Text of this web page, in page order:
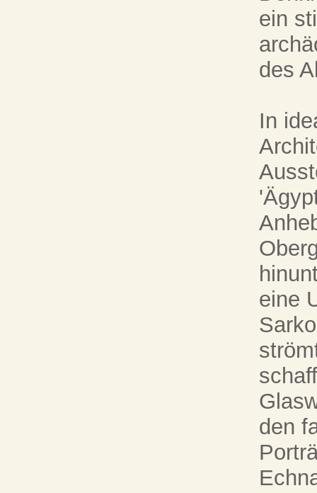
ein
des
In
eine
den